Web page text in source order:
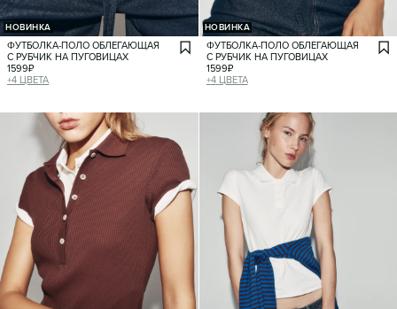
НОВИНКА
ФУТБОЛКА-ПОЛО ОБЛЕГАЮЩАЯ
С РУБЧИК НА ПУГОВИЦАХ
1599₽
+4 ЦВЕТА
НОВИНКА
ФУТБОЛКА-ПОЛО ОБЛЕГАЮЩАЯ
С РУБЧИК НА ПУГОВИЦАХ
1599₽
+4 ЦВЕТА